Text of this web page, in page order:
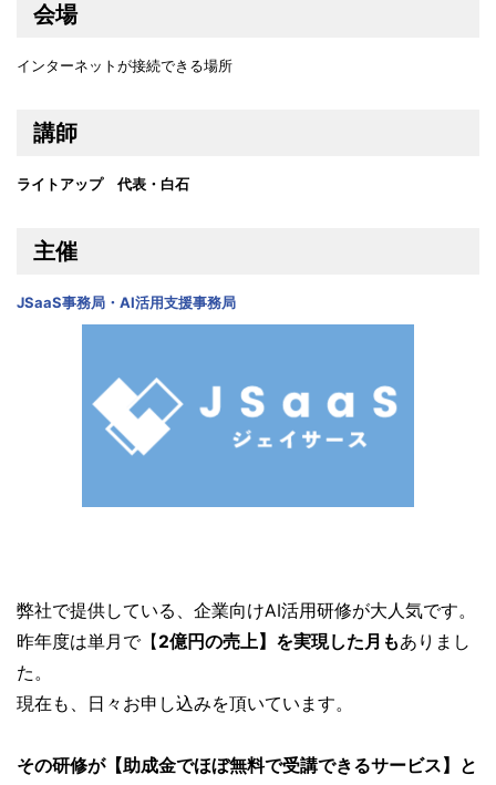
会場
インターネットが接続できる場所
講師
ライトアップ 代表・白石
主催
JSaaS事務局・AI活用支援事務局
弊社で提供している、企業向けAI活用研修が大人気です。
昨年度は単月で【 2億円の売上】を実現した月もありまし
た。
現在も、日々お申し込みを頂いています。
その研修が【助成金でほぼ無料で受講できるサービス】と